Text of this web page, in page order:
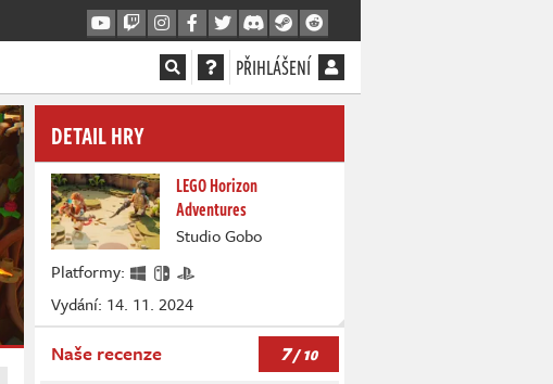
PŘIHLÁŠENÍ
DETAIL HRY
LEGO Horizon
Adventures
Studio Gobo
Platformy:
Vydání: 14. 11. 2024
Naše recenze 7/ 10